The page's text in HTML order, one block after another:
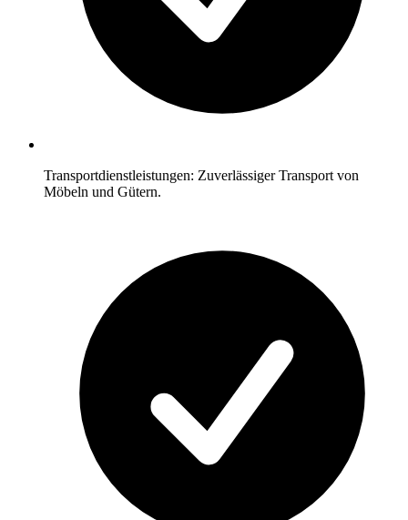
Transportdienstleistungen: Zuverlässiger Transport von
Möbeln und Gütern.